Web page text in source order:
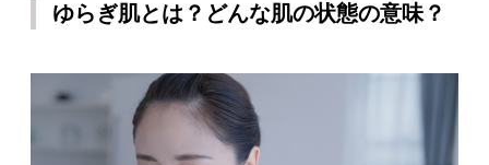
ゆらぎ肌とは？どんな肌の状態の意味？